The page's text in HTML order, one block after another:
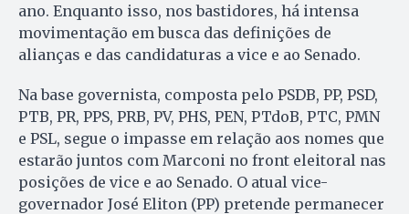
ano. Enquanto isso, nos bastidores, há intensa
movimentação em busca das definições de
alianças e das candidaturas a vice e ao Senado.
Na base governista, composta pelo PSDB, PP, PSD,
PTB, PR, PPS, PRB, PV, PHS, PEN, PTdoB, PTC, PMN
e PSL, segue o impasse em relação aos nomes que
estarão juntos com Marconi no front eleitoral nas
posições de vice e ao Senado. O atual vice-
governador José Eliton (PP) pretende permanecer